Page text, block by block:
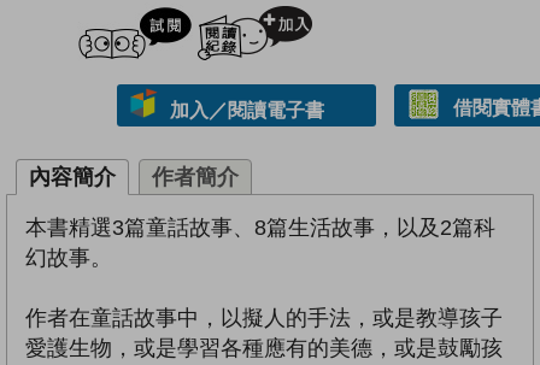
試閲
加入／閱讀電子書 借閱實體
內容簡介 作者簡介
本書精選3篇童話故事、8篇生活故事，以及2篇科
幻故事。
作者在童話故事中，以擬人的手法，或是教導孩子
愛護生物，或是學習各種應有的美德，或是鼓勵孩